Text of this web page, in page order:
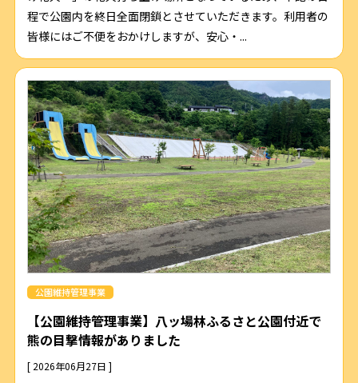
程で公園内を終日全面閉鎖とさせていただきます。利用者の
皆様にはご不便をおかけしますが、安心・...
公園維持管理事業
【公園維持管理事業】八ッ場林ふるさと公園付近で
熊の目撃情報がありました
[ 2026年06月27日 ]